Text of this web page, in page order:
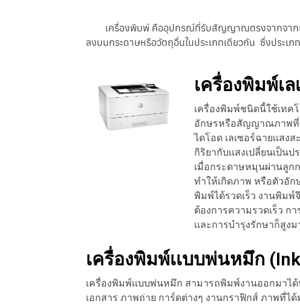
เครื่องพิมพ์ คืออุปกรณ์ที่รับสัญญาณตรงจากจากเ
ลงบนกระดาษหรือวัตถุอื่นในประเภทเดียวกัน ซึ่งประเ
เครื่องพิมพ์เ
เครื่องพิมพ์ชนิดนี้ใช้เทค
อักษรหรือสัญญาณภาพที่ถู
ไดโอด เลเซอร์ฉายเเส
กิริยากับเเสงเปลี่ยนเป็
เมื่อกระดาษหมุนผ่านลูก
ทำให้เกิดภาพ หรือตัวอัก
พิมพ์ได้รวดเร็ว งานพิม
ต้องการความรวดเร็ว กา
เเละการบำรุงรักษาก็สูง
เครื่องพิมพ์เเบบพ่นหมึก
เครื่องพิมพ์เเบบพ่นหมึก สามารถพิมพ์งานออกมาได้
เอกสาร ภาพถ่าย การ์ดต่างๆ งานกราฟิกส์ ภาพที่ไ